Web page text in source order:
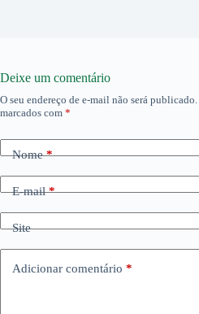
Deixe um comentário
O seu endereço de e-mail não será publicado.
marcados com *
Nome*
E-mail*
Site
Adicionar comentário *